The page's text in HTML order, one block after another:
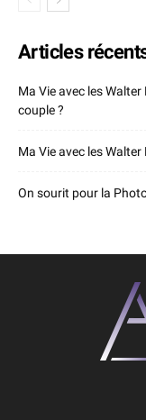
Articles
Ma Vie avec les
couple ?
Ma Vie avec les
On sourit pour la